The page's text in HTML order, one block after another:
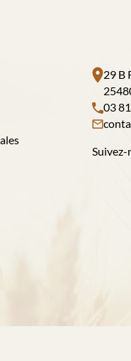
29 B
03
Suivez-